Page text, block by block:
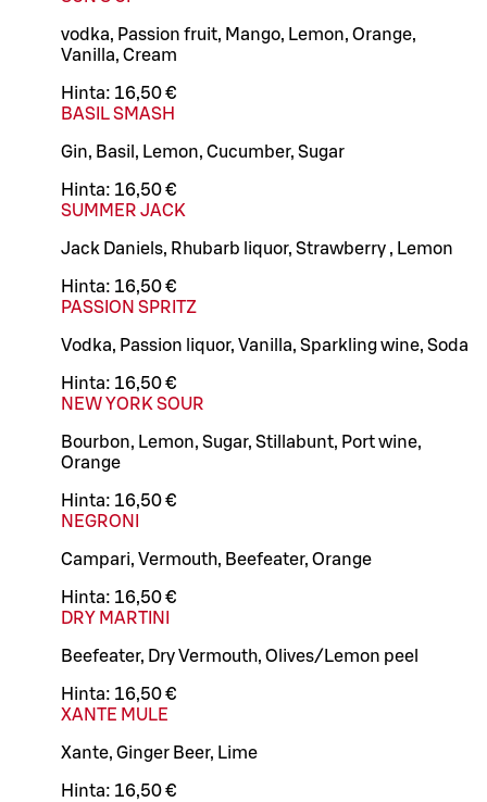
vodka, Passion fruit, Mango, Lemon, Orange,
Vanilla, Cream
Hinta: 16,50 €
BASIL SMASH
Gin, Basil, Lemon, Cucumber, Sugar
Hinta: 16,50 €
SUMMER JACK
Jack Daniels, Rhubarb liquor, Strawberry , Lemon
Hinta: 16,50 €
PASSION SPRITZ
Vodka, Passion liquor, Vanilla, Sparkling wine, Soda
Hinta: 16,50 €
NEW YORK SOUR
Bourbon, Lemon, Sugar, Stillabunt, Port wine,
Orange
Hinta: 16,50 €
NEGRONI
Campari, Vermouth, Beefeater, Orange
Hinta: 16,50 €
DRY MARTINI
Beefeater, Dry Vermouth, Olives/Lemon peel
Hinta: 16,50 €
XANTE MULE
Xante, Ginger Beer, Lime
Hinta: 16,50 €